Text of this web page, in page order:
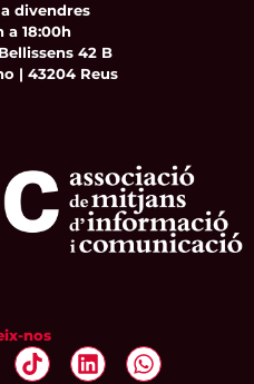
divendres
a 18:00h
42 B
| 43204 Reus
nos